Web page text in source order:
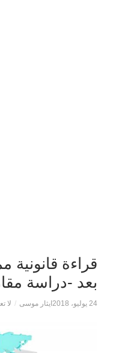
قراءة
بعد -دراسة
24 يوليو، 2018 ايثار موسى / لا